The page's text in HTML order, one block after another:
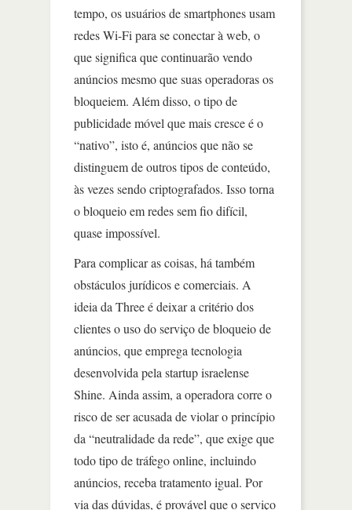
tempo, os usuários de smartphones usam
redes Wi-Fi para se conectar à web, o
que significa que continuarão vendo
anúncios mesmo que suas operadoras os
bloqueiem. Além disso, o tipo de
publicidade móvel que mais cresce é o
“nativo”, isto é, anúncios que não se
distinguem de outros tipos de conteúdo,
às vezes sendo criptografados. Isso torna
o bloqueio em redes sem fio difícil,
quase impossível.
Para complicar as coisas, há também
obstáculos jurídicos e comerciais. A
ideia da Three é deixar a critério dos
clientes o uso do serviço de bloqueio de
anúncios, que emprega tecnologia
desenvolvida pela startup israelense
Shine. Ainda assim, a operadora corre o
risco de ser acusada de violar o princípio
da “neutralidade da rede”, que exige que
todo tipo de tráfego online, incluindo
anúncios, receba tratamento igual. Por
via das dúvidas, é provável que o serviço